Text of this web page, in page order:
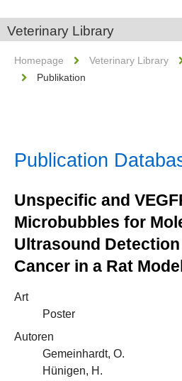
Veterinary Library
Homepage Veterinary Library
Publikation
Publication
Unspecific and
Microbubbles for
Ultrasound
Cancer in a Rat
Art
Poster
Autoren
Gemeinhardt, O.
Hünigen, H.